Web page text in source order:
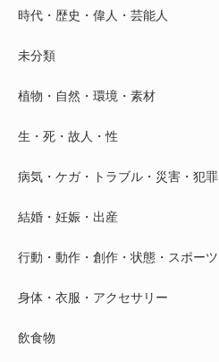
時代・歴史・偉人・芸能人
未分類
植物・自然・環境・素材
生・死・故人・性
病気・ケガ・トラブル・災害・犯罪
結婚・妊娠・出産
行動・動作・創作・状態・スポーツ
身体・衣服・アクセサリー
飲食物